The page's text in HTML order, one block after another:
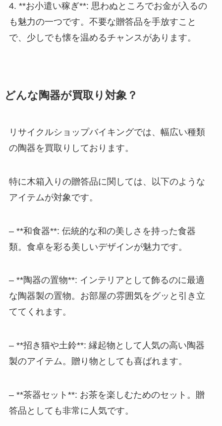
4. **お小遣い稼ぎ**: 思わぬところでお金が入るの
も魅力の一つです。不要な贈答品を手放すこと
で、少しでも懐を温めるチャンスがあります。
どんな陶器が買取り対象？
リサイクルショップバイキングでは、幅広い種類
の陶器を買取りしております。
特に木箱入りの贈答品に関しては、以下のような
アイテムが対象です。
– **和食器**: 伝統的な和の美しさを持った食器
類。食卓を彩る美しいデザインが魅力です。
– **陶器の置物**: インテリアとして飾るのに最適
な陶器製の置物。お部屋の雰囲気をグッと引き立
ててくれます。
– **招き猫や土鈴**: 縁起物として人気の高い陶器
製のアイテム。贈り物としても喜ばれます。
– **茶器セット**: お茶を楽しむためのセット。贈
答品としても非常に人気です。